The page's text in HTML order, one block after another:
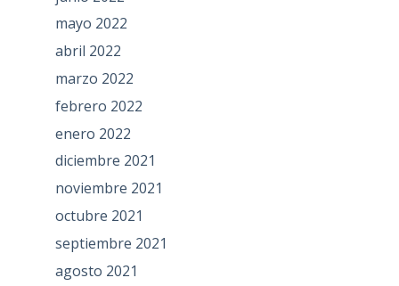
mayo 2022
abril 2022
marzo 2022
febrero 2022
enero 2022
diciembre 2021
noviembre 2021
octubre 2021
septiembre 2021
agosto 2021